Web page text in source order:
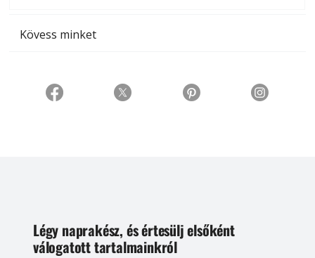
Kövess minket
Légy naprakész, és értesülj elsőként
válogatott tartalmainkról